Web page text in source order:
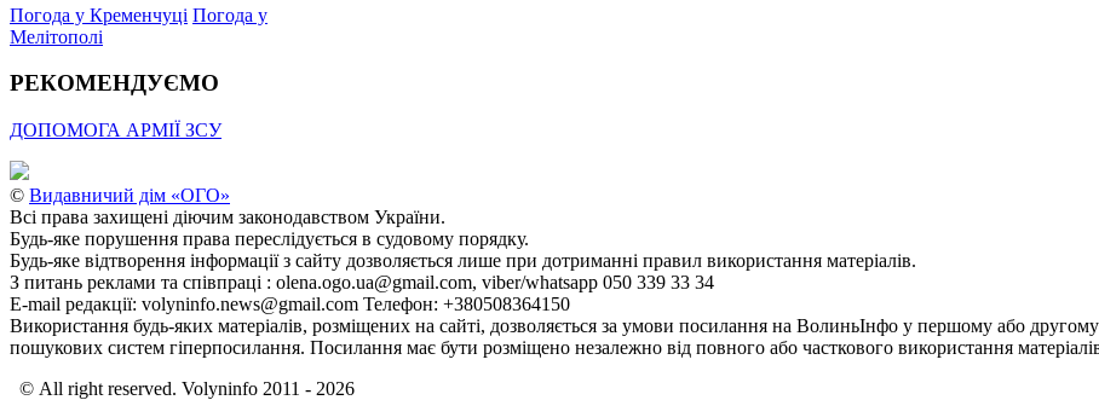
Погода у Кременчуці Погода у
Мелітополі
РЕКОМЕНДУЄМО
ДОПОМОГА АРМІЇ ЗСУ
© Видавничий дім «ОГО»
Всі права захищені діючим законодавством України.
Будь-яке порушення права переслідується в судовому порядку.
Будь-яке відтворення інформації з сайту дозволяється лише при дотриманні правил використання матеріалів.
З питань реклами та співпраці : olena.ogo.ua@gmail.com, viber/whatsapp 050 339 33 34
E-mail редакції: volyninfo.news@gmail.com Телефон: +380508364150
Використання будь-яких матеріалів, розміщених на сайті, дозволяється за умови посилання на ВолиньІнфо у першому або
пошукових систем гіперпосилання. Посилання має бути розміщено незалежно від повного або часткового використання
© All right reserved. Volyninfo 2011 - 2026